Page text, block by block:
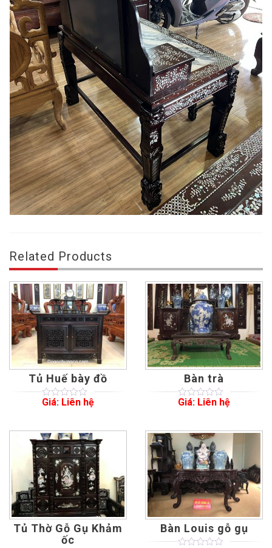
Related Products
Tủ Huế bày đồ
0
5
based
on
0
customer
ratings
Giá: Liên hệ
Bàn trà
0
5
based
0
customer
ratings
Giá: Liên hệ
Tủ Thờ Gỗ Gụ Khảm
ốc
Bàn Louis gỗ gụ